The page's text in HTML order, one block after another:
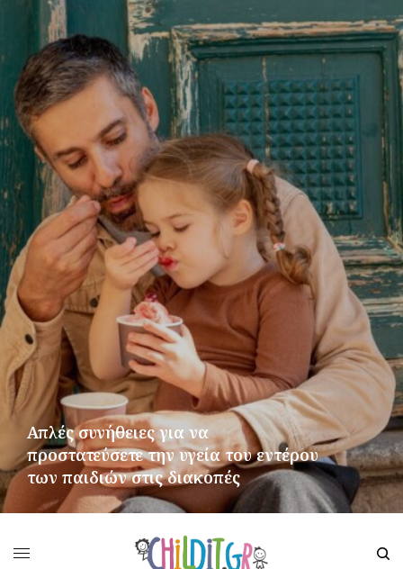
Απλές συνήθειες για να
προστατεύσετε την υγεία του εντέρου
των παιδιών στις διακοπές